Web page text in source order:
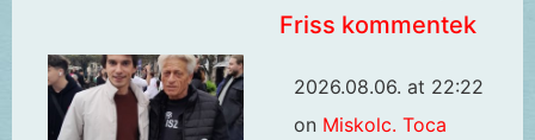
Friss kommentek
2026.08.06. at 22:22
on Miskolc. Toca